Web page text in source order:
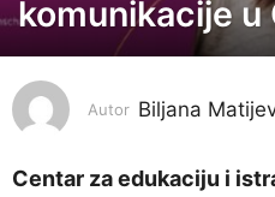
g
n
a
komunikacije u
Autor Biljana
Centar za edukaciju i